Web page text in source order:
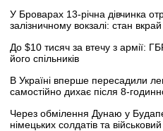
У Броварах 13-річна дівчинка
залізничному вокзалі: стан
До $10 тисяч за втечу з армії:
його спільників
В Україні вперше пересадили
самостійно дихає після 8-
Через обмілення Дунаю у
німецьких солдатів та